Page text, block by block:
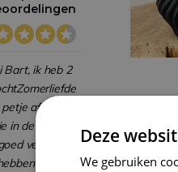
Bart, ik heb 2
petje af
in de
verzorgd.
15
Deze
We gebruiken